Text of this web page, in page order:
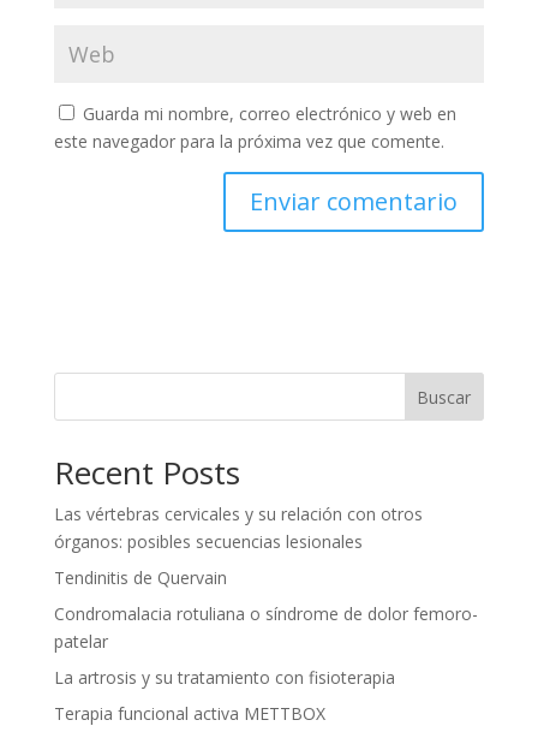
Guarda mi nombre, correo electrónico y web en
este navegador para la próxima vez que comente.
Buscar
Recent Posts
Las vértebras cervicales y su relación con otros
órganos: posibles secuencias lesionales
Tendinitis de Quervain
Condromalacia rotuliana o síndrome de dolor femoro-
patelar
La artrosis y su tratamiento con fisioterapia
Terapia funcional activa METTBOX